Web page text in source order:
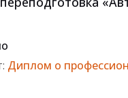
Диплом о